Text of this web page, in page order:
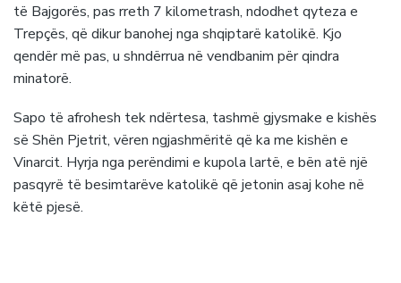
të Bajgorës, pas rreth 7 kilometrash, ndodhet qyteza e
Trepçës, që dikur banohej nga shqiptarë katolikë. Kjo
qendër më pas, u shndërrua në vendbanim për qindra
minatorë.
Sapo të afrohesh tek ndërtesa, tashmë gjysmake e kishës
së Shën Pjetrit, vëren ngjashmëritë që ka me kishën e
Vinarcit. Hyrja nga perëndimi e kupola lartë, e bën atë një
pasqyrë të besimtarëve katolikë që jetonin asaj kohe në
këtë pjesë.